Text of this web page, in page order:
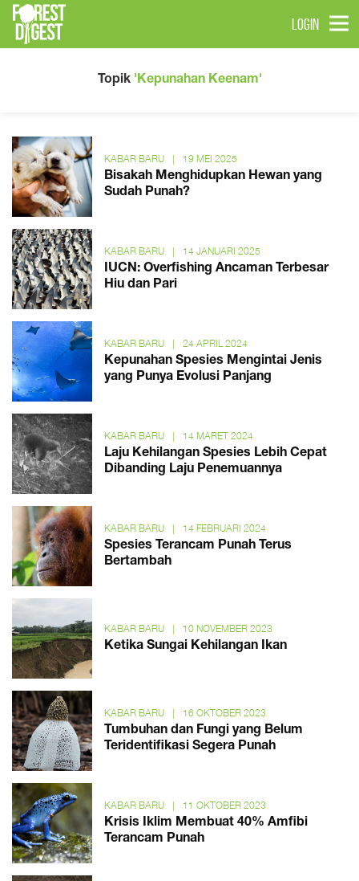
LOGIN
Topik 'Kepunahan Keenam'
KABAR BARU | 19 MEI 2025
Bisakah Menghidupkan Hewan yang
Sudah Punah?
KABAR BARU | 14 JANUARI 2025
IUCN: Overfishing Ancaman Terbesar
Hiu dan Pari
KABAR BARU | 24 APRIL 2024
Kepunahan Spesies Mengintai Jenis
yang Punya Evolusi Panjang
KABAR BARU | 14 MARET 2024
Laju Kehilangan Spesies Lebih Cepat
Dibanding Laju Penemuannya
KABAR BARU | 14 FEBRUARI 2024
Spesies Terancam Punah Terus
Bertambah
KABAR BARU | 10 NOVEMBER 2023
Ketika Sungai Kehilangan Ikan
KABAR BARU | 16 OKTOBER 2023
Tumbuhan dan Fungi yang Belum
Teridentifikasi Segera Punah
KABAR BARU | 11 OKTOBER 2023
Krisis Iklim Membuat 40% Amfibi
Terancam Punah